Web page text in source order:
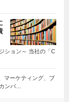
ション～ 当社の「C
マーケティング、ブ
ンパ…